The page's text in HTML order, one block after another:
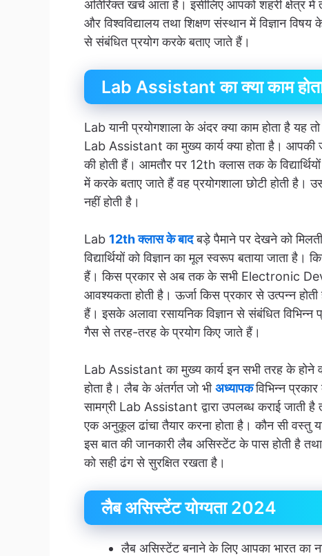
अतिरिक्त खर्च आता है। इसीलिए आपको शहरी क्षेत्र
और विश्वविद्यालय तथा शिक्षण संस्थान में विज्ञान
से संबंधित प्रयोग करके बताए जाते हैं।
Lab Assistant का क्या काम
Lab यानी प्रयोगशाला के अंदर क्या काम होता है
Lab Assistant का मुख्य कार्य क्या होता है। आपकी
की होती हैं। आमतौर पर 12th क्लास तक के
में करके बताए जाते हैं वह प्रयोगशाला छोटी होती
नहीं होती है।
Lab 12th क्लास के बादबड़े पैमाने पर देखने को
विद्यार्थियों को विज्ञान का मूल स्वरूप बताया जाता
हैं। किस प्रकार से अब तक के सभी Electronic
आवश्यकता होती है। ऊर्जा किस प्रकार से उत्पन्न
हैं। इसके अलावा रसायनिक विज्ञान से संबंधित
गैस से तरह-तरह के प्रयोग किए जाते हैं।
Lab Assistant का मुख्य कार्य इन सभी तरह के होने
होता है। लैब के अंतर्गत जो भीअध्यापकविभिन्न
सामग्री Lab Assistant द्वारा उपलब्ध कराई
एक अनुकूल ढांचा तैयार करना होता है। कौन सी
इस बात की जानकारी लैब असिस्टेंट के पास होती है
को सही ढंग से सुरक्षित रखता है।
लैब असिस्टेंट योग्यता 2024
लैब असिस्टेंट बनाने के लिए आपका भारत का